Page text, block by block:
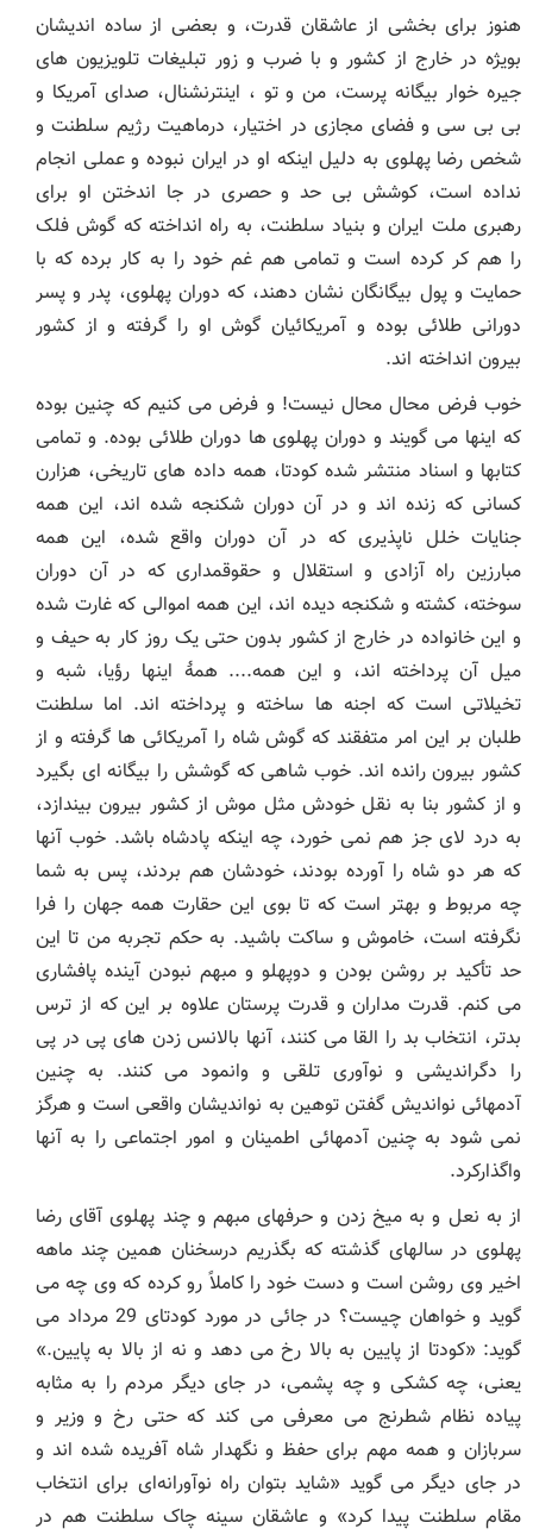
هنوز برای بخشی از عاشقان قدرت، و بعضی از ساده اندیشان
بویژه در خارج از کشور و با ضرب و زور تبلیغات تلویزیون های
جیره خوار بیگانه پرست، من و تو ، اینترنشنال، صدای آمریکا و
بی بی سی و فضای مجازی در اختیار، درماهیت رژیم سلطنت و
شخص رضا پهلوی به دلیل اینکه او در ایران نبوده و عملی انجام
نداده است، کوشش بی حد و حصری در جا اندختن او برای
رهبری ملت ایران و بنیاد سلطنت، به راه انداخته که گوش فلک
را هم کر کرده است و تمامی هم غم خود را به کار برده که با
حمایت و پول بیگانگان نشان دهند، که دوران پهلوی، پدر و پسر
دورانی طلائی بوده و آمریکائیان گوش او را گرفته و از کشور
بیرون انداخته اند.
خوب فرض محال محال نیست! و فرض می کنیم که چنین بوده
که اینها می گویند و دوران پهلوی ها دوران طلائی بوده. و تمامی
کتابها و اسناد منتشر شده کودتا، همه داده های تاریخی، هزارن
کسانی که زنده اند و در آن دوران شکنجه شده اند، این همه
جنایات خلل ناپذیری که در آن دوران واقع شده، این همه
مبارزین راه آزادی و استقلال و حقوقمداری که در آن دوران
سوخته، کشته و شکنجه دیده اند، این همه اموالی که غارت شده
و این خانواده در خارج از کشور بدون حتی یک روز کار به حیف و
میل آن پرداخته اند، و این همه.... همۀ اینها رؤیا، شبه و
تخیلاتی است که اجنه ها ساخته و پرداخته اند. اما سلطنت
طلبان بر این امر متفقند که گوش شاه را آمریکائی ها گرفته و از
کشور بیرون رانده اند. خوب شاهی که گوشش را بیگانه ای بگیرد
و از کشور بنا به نقل خودش مثل موش از کشور بیرون بیندازد،
به درد لای جز هم نمی خورد، چه اینکه پادشاه باشد. خوب آنها
که هر دو شاه را آورده بودند، خودشان هم بردند، پس به شما
چه مربوط و بهتر است که تا بوی این حقارت همه جهان را فرا
نگرفته است، خاموش و ساکت باشید. به حکم تجربه من تا این
حد تأکید بر روشن بودن و دوپهلو و مبهم نبودن آینده پافشاری
می کنم. قدرت مداران و قدرت پرستان علاوه بر این که از ترس
بدتر، انتخاب بد را القا می کنند، آنها بالانس زدن های پی در پی
را دگراندیشی و نوآوری تلقی و وانمود می کنند. به چنین
آدمهائی نواندیش گفتن توهین به نواندیشان واقعی است و هرگز
نمی شود به چنین آدمهائی اطمینان و امور اجتماعی را به آنها
واگذارکرد.
از به نعل و به میخ زدن و حرفهای مبهم و چند پهلوی آقای رضا
پهلوی در سالهای گذشته که بگذریم درسخنان همین چند ماهه
اخیر وی روشن است و دست خود را کاملاً رو کرده که وی چه می
گوید و خواهان چیست؟ در جائی در مورد کودتای 29 مرداد می
گوید: «کودتا از پایین به بالا رخ می دهد و نه از بالا به پایین.»
یعنی، چه کشکی و چه پشمی، در جای دیگر مردم را به مثابه
پیاده نظام شطرنج می معرفی می کند که حتی رخ و وزیر و
سربازان و همه مهم برای حفظ و نگهدار شاه آفریده شده اند و
در جای دیگر می گوید «شاید بتوان راه نوآورانه‌ای برای انتخاب
مقام سلطنت پیدا کرد» و عاشقان سینه چاک سلطنت هم در